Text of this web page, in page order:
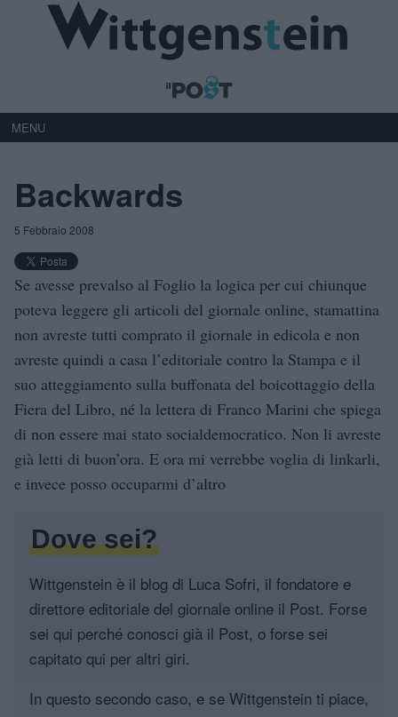
MENU
Backwards
5 Febbraio 2008
Se avesse prevalso al Foglio la logica per cui chiunque
poteva leggere gli articoli del giornale online, stamattina
non avreste tutti comprato il giornale in edicola e non
avreste quindi a casa l’editoriale contro la Stampa e il
suo atteggiamento sulla buffonata del boicottaggio della
Fiera del Libro, né la lettera di Franco Marini che spiega
di non essere mai stato socialdemocratico. Non li avreste
già letti di buon’ora. E ora mi verrebbe voglia di linkarli,
e invece posso occuparmi d’altro
Dove sei?
Wittgenstein è il blog di Luca Sofri, il fondatore e
direttore editoriale del giornale online il Post. Forse
sei qui perché conosci già il Post, o forse sei
capitato qui per altri giri.
In questo secondo caso, e se Wittgenstein ti piace,